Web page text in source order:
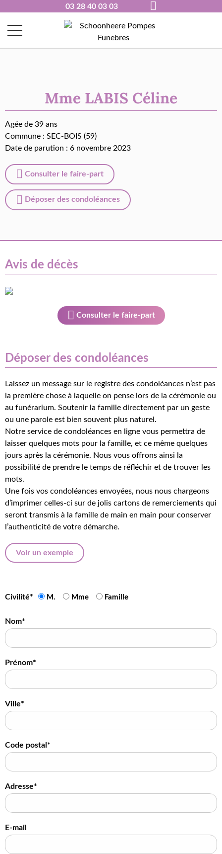
03 28 40 03 03
Mme LABIS Céline
Agée de 39 ans
Commune : SEC-BOIS (59)
Date de parution : 6 novembre 2023
Consulter le faire-part
Déposer des condoléances
Avis de décès
Consulter le faire-part
Déposer des condoléances
Laissez un message sur le registre des condoléances n’est pas
la première chose à laquelle on pense lors de la cérémonie ou
au funérarium. Soutenir la famille directement par un geste
ou une parole est bien souvent plus naturel.
Notre service de condoléances en ligne vous permettra de
laisser quelques mots pour la famille, et ce même quelques
jours après la cérémonie. Nous vous offrons ainsi la
possibilité de prendre le temps de réfléchir et de trouver les
mots.
Une fois vos condoléances envoyées, nous nous chargeons
d’imprimer celles-ci sur de jolis cartons de remerciements qui
seront transmis à la famille de main en main pour conserver
l’authenticité de votre démarche.
Voir un exemple
Civilité* M. Mme Famille
Nom*
Prénom*
Ville*
Code postal*
Adresse*
E-mail